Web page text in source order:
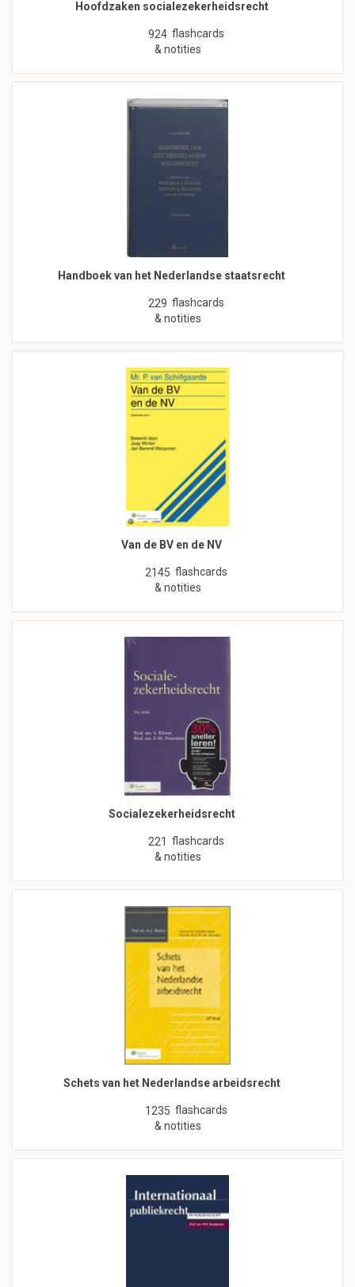
Hoofdzaken socialezekerheidsrecht
924 flashcards
& notities
Handboek van het Nederlandse staatsrecht
229 flashcards
& notities
Van de BV en de NV
2145 flashcards
& notities
Socialezekerheidsrecht
221 flashcards
& notities
Schets van het Nederlandse arbeidsrecht
1235 flashcards
& notities